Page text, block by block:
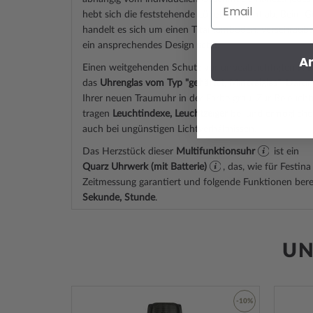
hebt sich die feststehende Lünette dezent ab. Beim
handelt es sich um einen Titaniumboden,
ein ansprechendes Design setzt.
Einen weitgehenden Schutz vor unbeabsichtigten
das Uhrenglas vom Typ "gehärtet, Mineralglas".
Ihrer neuen Traumuhr in der Farbe
tragen Leuchtindexe, Leuchtzeiger
auch bei ungünstigen Lichtverhältnissen.
Das Herzstück dieser Multifunktionsuhr
ist ein
Quarz Uhrwerk (mit Batterie)
, das, wie für
Zeitmessung garantiert und folgende Funktionen
Sekunde, Stunde.
3 ATM: Wasserspritzer während des
10 ATM: Einem Schwimmbadbesuch ist die Uhr
-10%